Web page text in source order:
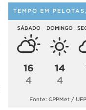
TEMPO EM
SÁBADO
16
4
DOMINGO
14
4
Fonte: CPPMet /